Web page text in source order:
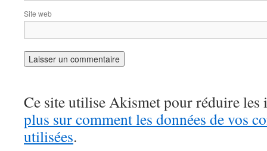
Site web
Ce site utilise Akismet pour réduire les
plus sur comment les données de vos
utilisées.